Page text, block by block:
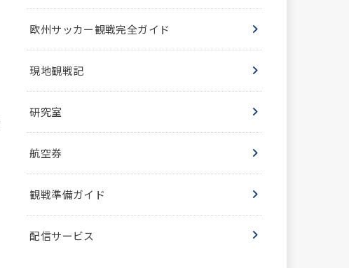
欧州サッカー観戦完全ガイド
現地観戦記
研究室
航空券
観戦準備ガイド
配信サービス